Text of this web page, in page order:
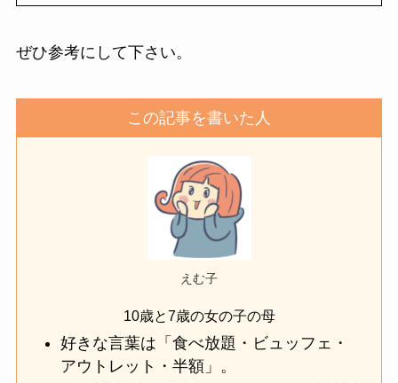
ぜひ参考にして下さい。
この記事を書いた人
えむ子
10歳と7歳の女の子の母
好きな言葉は「食べ放題・ビュッフェ・
アウトレット・半額」。